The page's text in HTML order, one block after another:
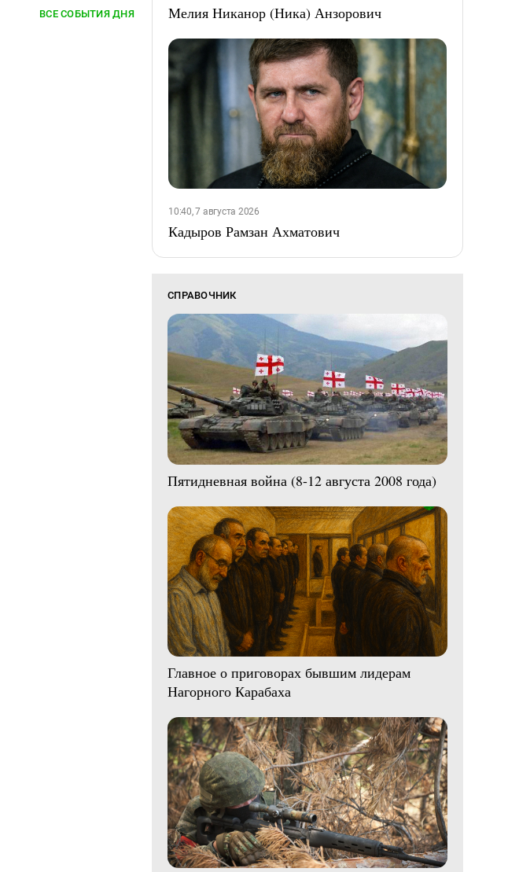
ВСЕ СОБЫТИЯ ДНЯ Мелия Никанор (Ника) Анзорович
10:40, 7 августа 2026
Кадыров Рамзан Ахматович
СПРАВОЧНИК
Пятидневная война (8-12 августа 2008 года)
Главное о приговорах бывшим лидерам
Нагорного Карабаха